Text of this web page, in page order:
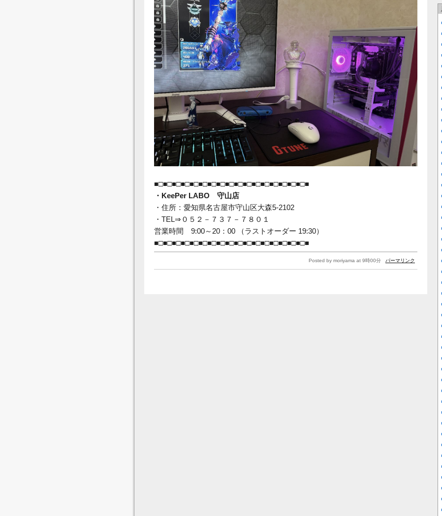
■□■□■□■□■□■□■□■□■□■□■□■□■□■□■□■□■□■
・KeePer LABO 守山店
・住所：愛知県名古屋市守山区大森5-2102
・TEL⇒０５２－７３７－７８０１
営業時間 9:00～20：00 （ラストオーダー 19:30）
■□■□■□■□■□■□■□■□■□■□■□■□■□■□■□■□■□■
Posted by moriyama at 9時00分 パーマリンク